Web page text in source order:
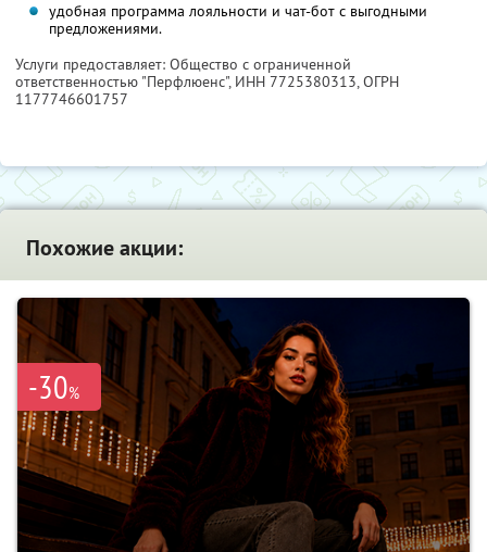
удобная программа лояльности и чат-бот с выгодными
предложениями.
Услуги предоставляет: Общество с ограниченной
ответственностью "Перфлюенс", ИНН 7725380313, ОГРН
1177746601757
Похожие акции:
-30%